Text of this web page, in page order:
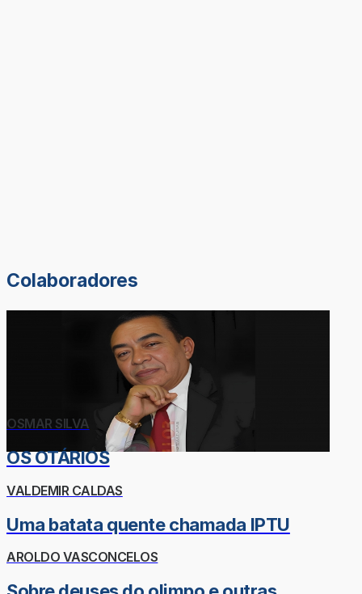
Colaboradores
OSMAR SILVA
OS OTÁRIOS
VALDEMIR CALDAS
Uma batata quente chamada IPTU
AROLDO VASCONCELOS